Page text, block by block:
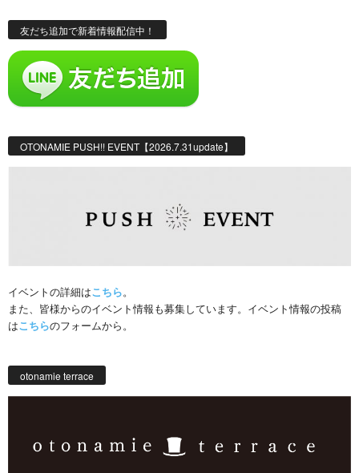
友だち追加で新着情報配信中！
OTONAMIE PUSH!! EVENT【2026.7.31update】
イベントの詳細はこちら。
また、皆様からのイベント情報も募集しています。イベント情報の投稿
はこちらのフォームから。
otonamie terrace